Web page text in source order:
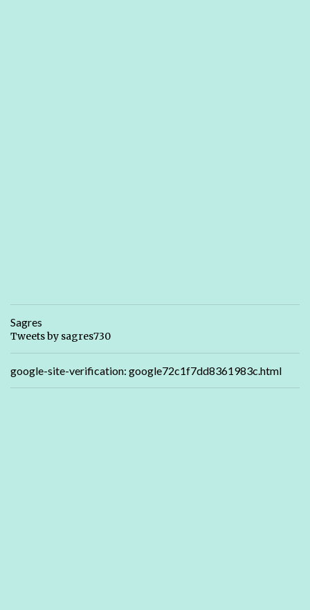
Sagres
Tweets by sagres730
google-site-verification: google72c1f7dd8361983c.html